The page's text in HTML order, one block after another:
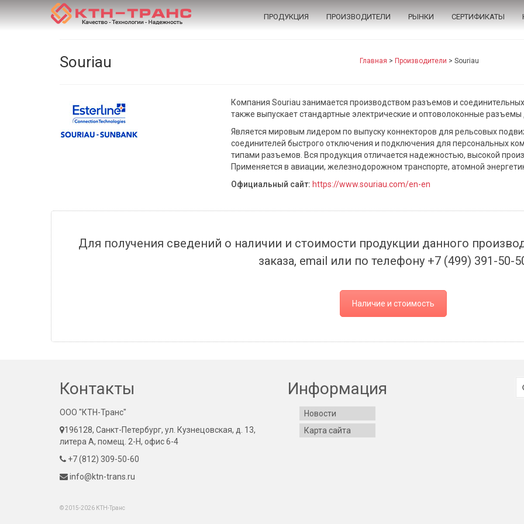
ПРОДУКЦИЯ ПРОИЗВОДИТЕЛИ РЫНКИ СЕРТИФИКАТЫ
Souriau Главная > Производители > Souriau
Компания Souriau занимается производством разъемов и
также выпускает стандартные электрические и оптоволоконные
Является мировым лидером по выпуску коннекторов для рельсовых
соединителей быстрого отключения и подключения для персональных
типами разъемов. Вся продукция отличается надежностью, высокой
Применяется в авиации, железнодорожном транспорте, атомной
Официальный сайт: https://www.souriau.com/en-en
Для получения сведений о наличии и стоимости продукции данного
заказа, email или по телефону +7 (499) 391-50-
Наличие и стоимость
Контакты
ООО "КТН-Транс"
196128, Санкт-Петербург, ул. Кузнецовская, д. 13,
литера А, помещ. 2-Н, офис 6-4
+7 (812) 309-50-60
info@ktn-trans.ru
Информация
Новости
Карта сайта
© 2015-2026 КТН-Транс